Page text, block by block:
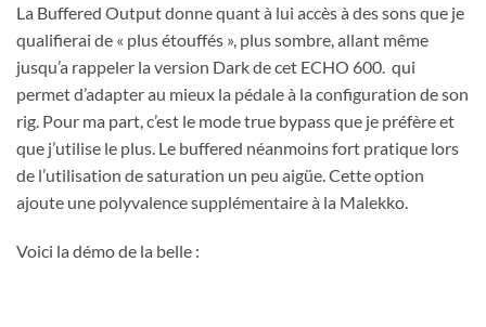
La Buffered Output donne quant à lui accès à des sons que je
qualifierai de « plus étouffés », plus sombre, allant même
jusqu’a rappeler la version Dark de cet ECHO 600. qui
permet d’adapter au mieux la pédale à la configuration de son
rig. Pour ma part, c’est le mode true bypass que je préfère et
que j’utilise le plus. Le buffered néanmoins fort pratique lors
de l’utilisation de saturation un peu aigüe. Cette option
ajoute une polyvalence supplémentaire à la Malekko.
Voici la démo de la belle :